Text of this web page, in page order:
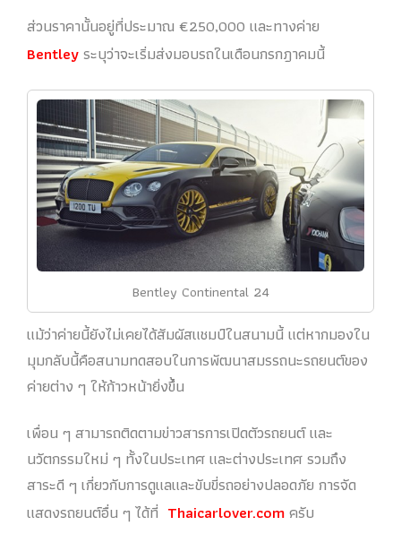
ส่วนราคานั้นอยู่ที่ประมาณ €250,000 และทางค่าย
Bentleyระบุว่าจะเริ่มส่งมอบรถในเดือนกรกฎาคมนี้
Bentley Continental 24
แม้ว่าค่ายนี้ยังไม่เคยได้สัมผัสแชมป์ในสนามนี้ แต่หากมองใน
มุมกลับนี้คือสนามทดสอบในการพัฒนาสมรรถนะรถยนต์ของ
ค่ายต่าง ๆ ให้ก้าวหน้ายิ่งขึ้น
เพื่อน ๆ สามารถติดตามข่าวสารการเปิดตัวรถยนต์ และ
นวัตกรรมใหม่ ๆ ทั้งในประเทศ และต่างประเทศ รวมถึง
สาระดี ๆ เกี่ยวกับการดูแลและขับขี่รถอย่างปลอดภัย การจัด
แสดงรถยนต์อื่น ๆ ได้ที่ Thaicarlover.comครับ